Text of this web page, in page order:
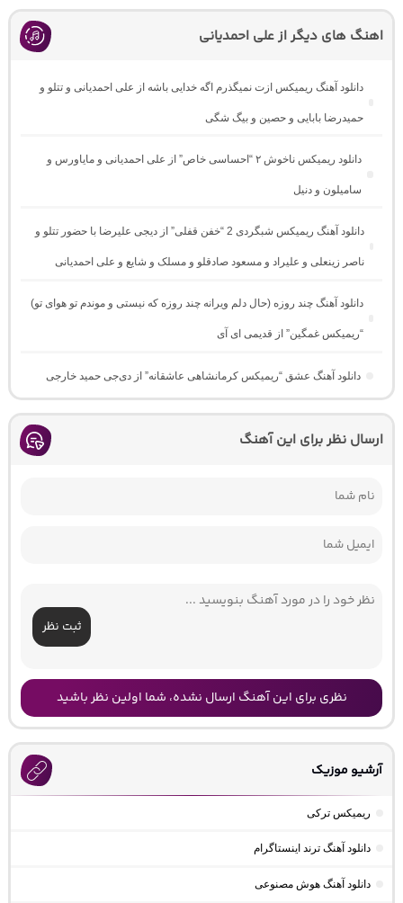
اهنگ های دیگر از علی احمدیانی
دانلود آهنگ ریمیکس ازت نمیگذرم اگه خدایی باشه از علی احمدیانی و تتلو و
حمیدرضا بابایی و حصین و بیگ شگی
دانلود ریمیکس ناخوش ۲ “احساسی خاص” از علی احمدیانی و مایاورس و
سامیلون و دنیل
دانلود آهنگ ریمیکس شبگردی 2 “خفن قفلی” از دیجی علیرضا با حضور تتلو و
ناصر زینعلی و علیراد و مسعود صادقلو و مسلک و شایع و علی احمدیانی
دانلود آهنگ چند روزه (حال دلم ویرانه چند روزه که نیستی و موندم تو هوای تو)
“ریمیکس غمگین” از قدیمی ای آی
دانلود آهنگ عشق “ریمیکس کرمانشاهی عاشقانه” از دی‌جی حمید خارجی
ارسال نظر برای این آهنگ
ثبت نظر
نظری برای این آهنگ ارسال نشده، شما اولین نظر باشید
آرشیو موزیک
ریمیکس ترکی
دانلود آهنگ ترند اینستاگرام
دانلود آهنگ هوش مصنوعی